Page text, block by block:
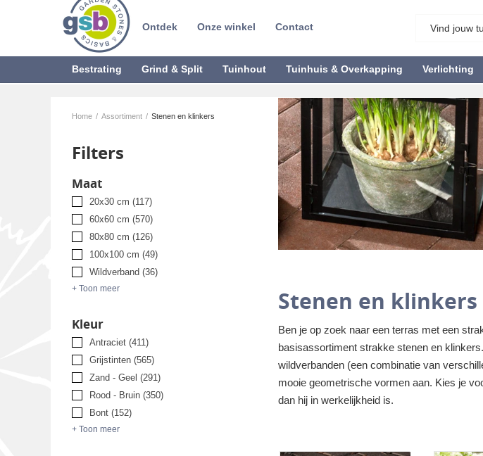
Ontdek Onze winkel Contact
Bestrating Grind & Split Tuinhout Tuinhuis & Overkapping Verlichting
Home / Assortiment / Stenen en klinkers
Filters
Maat
20x30 cm (117)
60x60 cm (570)
80x80 cm (126)
100x100 cm (49)
Wildverband (36)
+ Toon meer
Kleur
Antraciet (411)
Grijstinten (565)
Zand - Geel (291)
Rood - Bruin (350)
Bont (152)
+ Toon meer
Stenen en klinkers
Ben je op zoek naar een terras met een
basisassortiment strakke stenen en
wildverbanden (een combinatie van
mooie geometrische vormen aan. Kies je
dan hij in werkelijkheid is.